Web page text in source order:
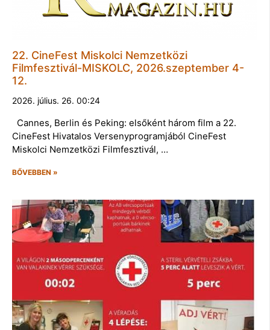
22. CineFest Miskolci Nemzetközi
Filmfesztivál-MISKOLC, 2026.szeptember 4-
12.
2026. július. 26. 00:24
Cannes, Berlin és Peking: elsőként három film a 22.
CineFest Hivatalos Versenyprogramjából CineFest
Miskolci Nemzetközi Filmfesztivál, …
BŐVEBBEN »